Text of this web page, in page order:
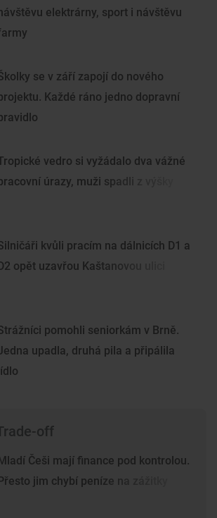
elektrárny, sport i návštěvu
se v září zapojí do nového
Každé ráno jedno dopravní
vedro si vyžádalo dva vážné
úrazy, muži spadli z výšky
kvůli pracím na dálnicích D1 a
opět uzavřou Kaštanovou ulici
pomohli seniorkám v Brně.
upadla, druhá pila a připálila
off
Češi mají finance pod kontrolou.
jim chybí peníze na zážitky